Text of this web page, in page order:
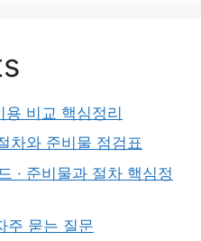
비교 핵심정리
차와 준비물 점검표
· 준비물과 절차 핵심정
주 묻는 질문